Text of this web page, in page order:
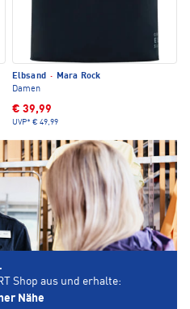
Elbsand ·
Mara Rock
Damen
€ 39,99
UVP* € 49,99
Shop aus und erhalte:
Nähe